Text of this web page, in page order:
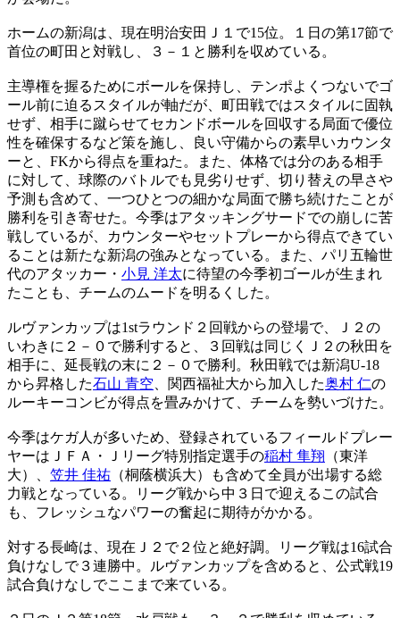
ホームの新潟は、現在明治安田Ｊ１で15位。１日の第17節で
首位の町田と対戦し、３－１と勝利を収めている。
主導権を握るためにボールを保持し、テンポよくつないでゴ
ール前に迫るスタイルが軸だが、町田戦ではスタイルに固執
せず、相手に蹴らせてセカンドボールを回収する局面で優位
性を確保するなど策を施し、良い守備からの素早いカウンタ
ーと、FKから得点を重ねた。また、体格では分のある相手
に対して、球際のバトルでも見劣りせず、切り替えの早さや
予測も含めて、一つひとつの細かな局面で勝ち続けたことが
勝利を引き寄せた。今季はアタッキングサードでの崩しに苦
戦しているが、カウンターやセットプレーから得点できてい
ることは新たな新潟の強みとなっている。また、パリ五輪世
代のアタッカー・ 小見 洋太に待望の今季初ゴールが生まれ
たことも、チームのムードを明るくした。
ルヴァンカップは1stラウンド２回戦からの登場で、Ｊ２の
いわきに２－０で勝利すると、３回戦は同じくＪ２の秋田を
相手に、延長戦の末に２－０で勝利。秋田戦では新潟U-18
から昇格した石山 青空 、関西福祉大から加入した奥村 仁の
ルーキーコンビが得点を畳みかけて、チームを勢いづけた。
今季はケガ人が多いため、登録されているフィールドプレー
ヤーはＪＦＡ・Ｊリーグ特別指定選手の稲村 隼翔 （東洋
大）、 笠井 佳祐 （桐蔭横浜大）も含めて全員が出場する総
力戦となっている。リーグ戦から中３日で迎えるこの試合
も、フレッシュなパワーの奮起に期待がかかる。
対する長崎は、現在Ｊ２で２位と絶好調。リーグ戦は16試合
負けなしで３連勝中。ルヴァンカップを含めると、公式戦19
試合負けなしでここまで来ている。